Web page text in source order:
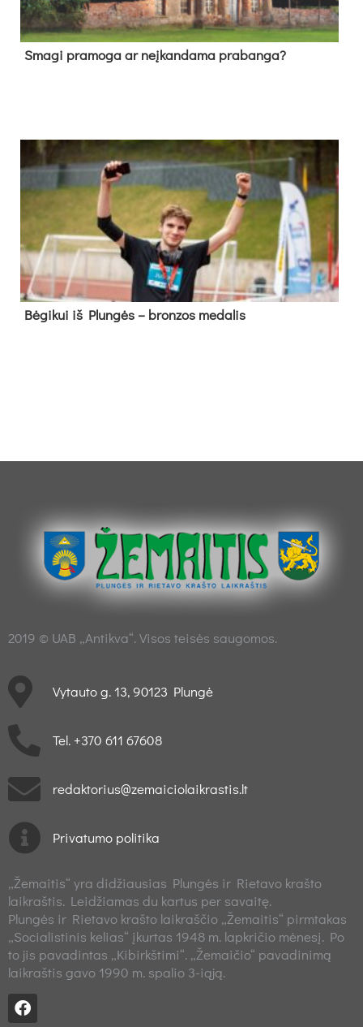
Sma­gi pra­mo­ga ar neį­kan­da­ma pra­ban­ga?
Bė­gi­kui iš Plun­gės – bron­zos me­da­lis
2019 © UAB „Antikva“. Visos teisės saugomos.
Vytauto g. 13, 90123 Plungė
Tel. +370 611 67608
redaktorius@zemaiciolaikrastis.lt
Privatumo politika
„Žemaitis“ yra didžiausias Plungės ir Rietavo krašto
laikraštis. Leidžiamas du kartus per savaitę.
Plungės ir Rietavo krašto laikraščio „Žemaitis“ pirmtakas
„Socialistinis kelias“ įkurtas 1948 m. lapkričio mėnesį. Po
to jis pavadintas „Kibirkštimi“. „Žemaičio“ pavadinimą
laikraštis gavo 1990 m. spalio 3-iąją.